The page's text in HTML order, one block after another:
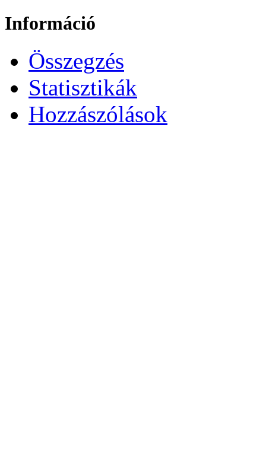
Információ
Összegzés
Statisztikák
Hozzászólások